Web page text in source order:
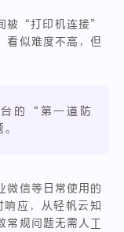
被“打印机连接”
看似难度不高，但
的“第一道防
微信等日常使用的
应，从轻帆云知
常规问题无需人工